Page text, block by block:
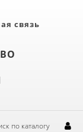
связь
по каталогу